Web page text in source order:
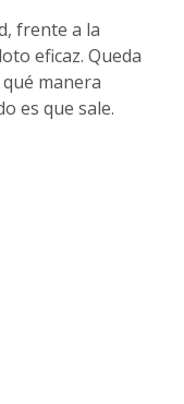
frente a la
eficaz. Queda
manera
es que sale.